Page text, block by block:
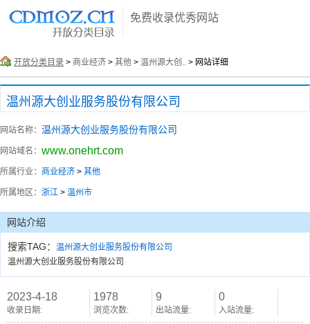
免费收录优秀网站
开放分类目录 > 商业经济 > 其他 > 温州源大创.. > 网站详细
温州源大创业服务股份有限公司
网站名称： 温州源大创业服务股份有限公司
网站域名： www.onehrt.com
所属行业： 商业经济 > 其他
所属地区： 浙江 > 温州市
网站介绍
搜索TAG： 温州源大创业服务股份有限公司
温州源大创业服务股份有限公司
2023-4-18
收录日期:
1978
浏览次数:
9
出站流量:
0
入站流量: